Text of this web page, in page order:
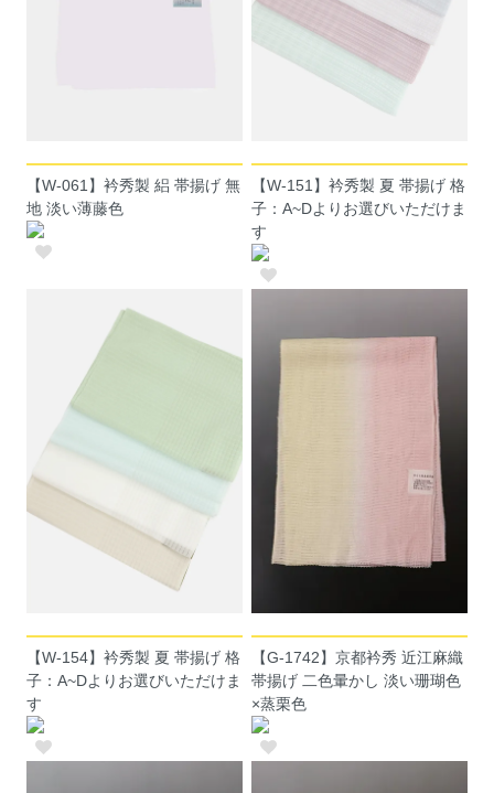
【W-061】衿秀製 絽 帯揚げ 無
地 淡い薄藤色
【W-151】衿秀製 夏 帯揚げ 格
子：A~Dよりお選びいただけま
す
【W-154】衿秀製 夏 帯揚げ 格
子：A~Dよりお選びいただけま
す
【G-1742】京都衿秀 近江麻織
帯揚げ 二色暈かし 淡い珊瑚色
×蒸栗色